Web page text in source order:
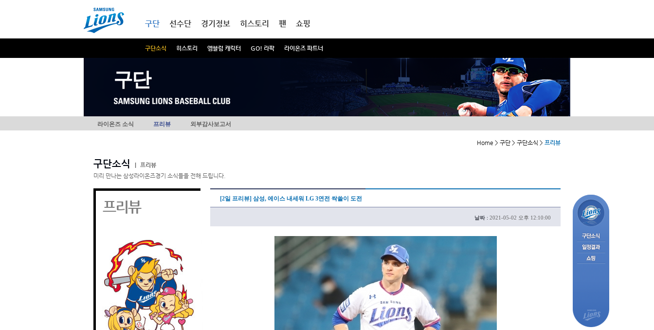
구단
구단소식 히스토리 엠블럼 캐릭터 GO! 라팍 라이온즈 파트너
선수단 경기정보 히스토리 팬 쇼핑
구단
라이온즈 소식 프리뷰 외부감사보고서
Home > 구단 > 구단소식 > 프리뷰
구단소식
프리뷰
미리 만나는 삼성라이온즈경기 소식들을 전해 드립니다.
프리뷰 [2일 프리뷰] 삼성, 에이스 내세워 LG 3연전 싹쓸이 도전
날짜 : 2021-05-02 오후 12:10:00